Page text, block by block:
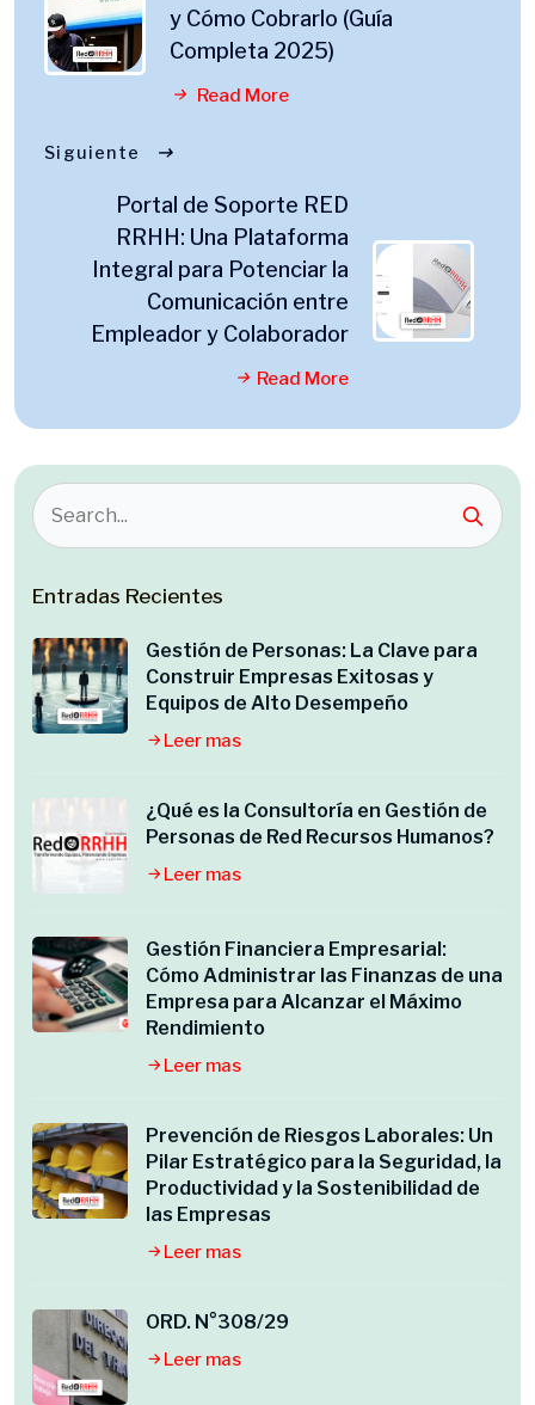
y Cómo Cobrarlo (Guía
Completa 2025)
Read More
Siguiente
Portal de Soporte RED
RRHH: Una Plataforma
Integral para Potenciar la
Comunicación entre
Empleador y Colaborador
Read More
Entradas Recientes
Gestión de Personas: La Clave para
Construir Empresas Exitosas y
Equipos de Alto Desempeño
Leer mas
¿Qué es la Consultoría en Gestión de
Personas de Red Recursos Humanos?
Leer mas
Gestión Financiera Empresarial:
Cómo Administrar las Finanzas de una
Empresa para Alcanzar el Máximo
Rendimiento
Leer mas
Prevención de Riesgos Laborales: Un
Pilar Estratégico para la Seguridad, la
Productividad y la Sostenibilidad de
las Empresas
Leer mas
ORD. N°308/29
Leer mas